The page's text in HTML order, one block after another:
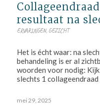
resultaat na
ERVARINGEN, GEZICHT
Het is écht waar: na
behandeling is er al
woorden voor nodig:
slechts 1 collageendraad
mei 29, 2025